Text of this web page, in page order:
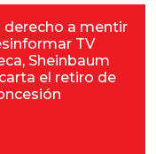
derecho a mentir
TV
Sheinbaum
el retiro de